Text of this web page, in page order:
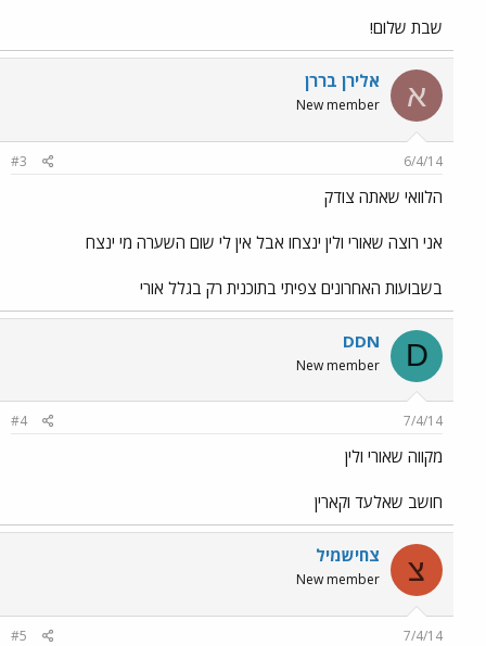
שבת שלום!
א אלירן בררן
New member
6/4/14
#3
הלוואי שאתה צודק
אני רוצה שאורי ולין ינצחו אבל אין לי שום השערה מי ינצח
בשבועות האחרונים צפיתי בתוכנית רק בגלל אורי
D
DDN
New member
7/4/14
#4
מקווה שאורי ולין
חושב שאלעד וקארין
צ צחישמיל
New member
7/4/14
#5